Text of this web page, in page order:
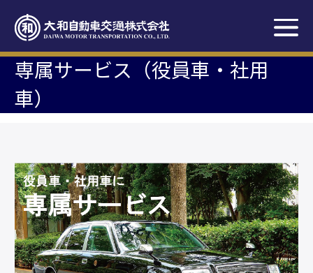
専属サービス（役員車・社用
車）